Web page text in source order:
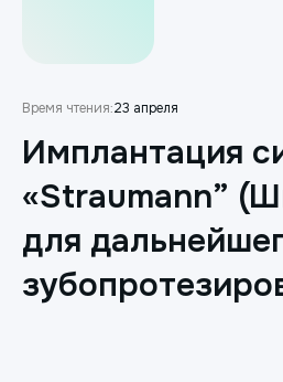
Время чтения:23 апреля
Имплантация
«Straumann”
для